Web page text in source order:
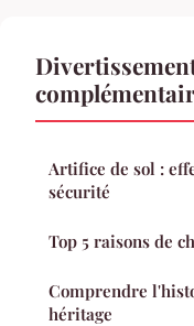
Artifice de sol :
sécurité
Top 5 raisons de
Comprendre
héritage